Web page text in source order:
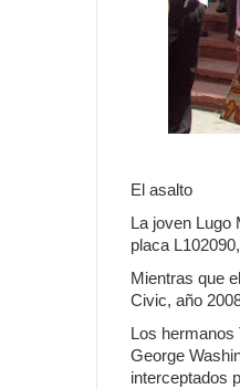
El asalto
La joven Lugo
placa
Mientras que
Civic, año
Los hermanos
George
interceptados